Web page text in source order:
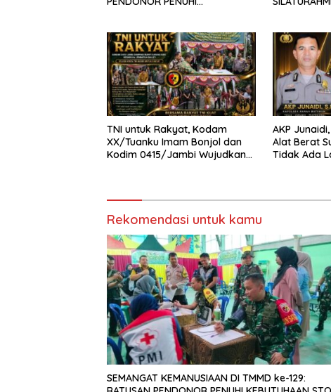
TNI untuk Rakyat, Kodam
XX/Tuanku Imam Bonjol dan
Kodim 0415/Jambi Wujudkan
AKP
Alat Berat
Tidak Ada
Rekomendasi untuk kamu
SEMANGAT KEMANUSIAAN DI TMMD ke-129: